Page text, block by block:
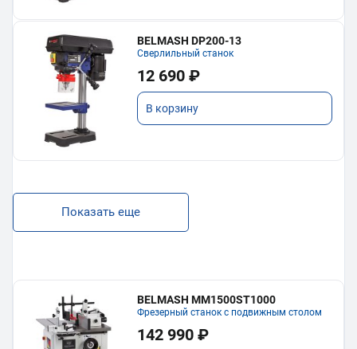
BELMASH DP200-13
Сверлильный станок
12 690 ₽
В корзину
Показать еще
BELMASH MM1500ST1000
Фрезерный станок с подвижным столом
142 990 ₽